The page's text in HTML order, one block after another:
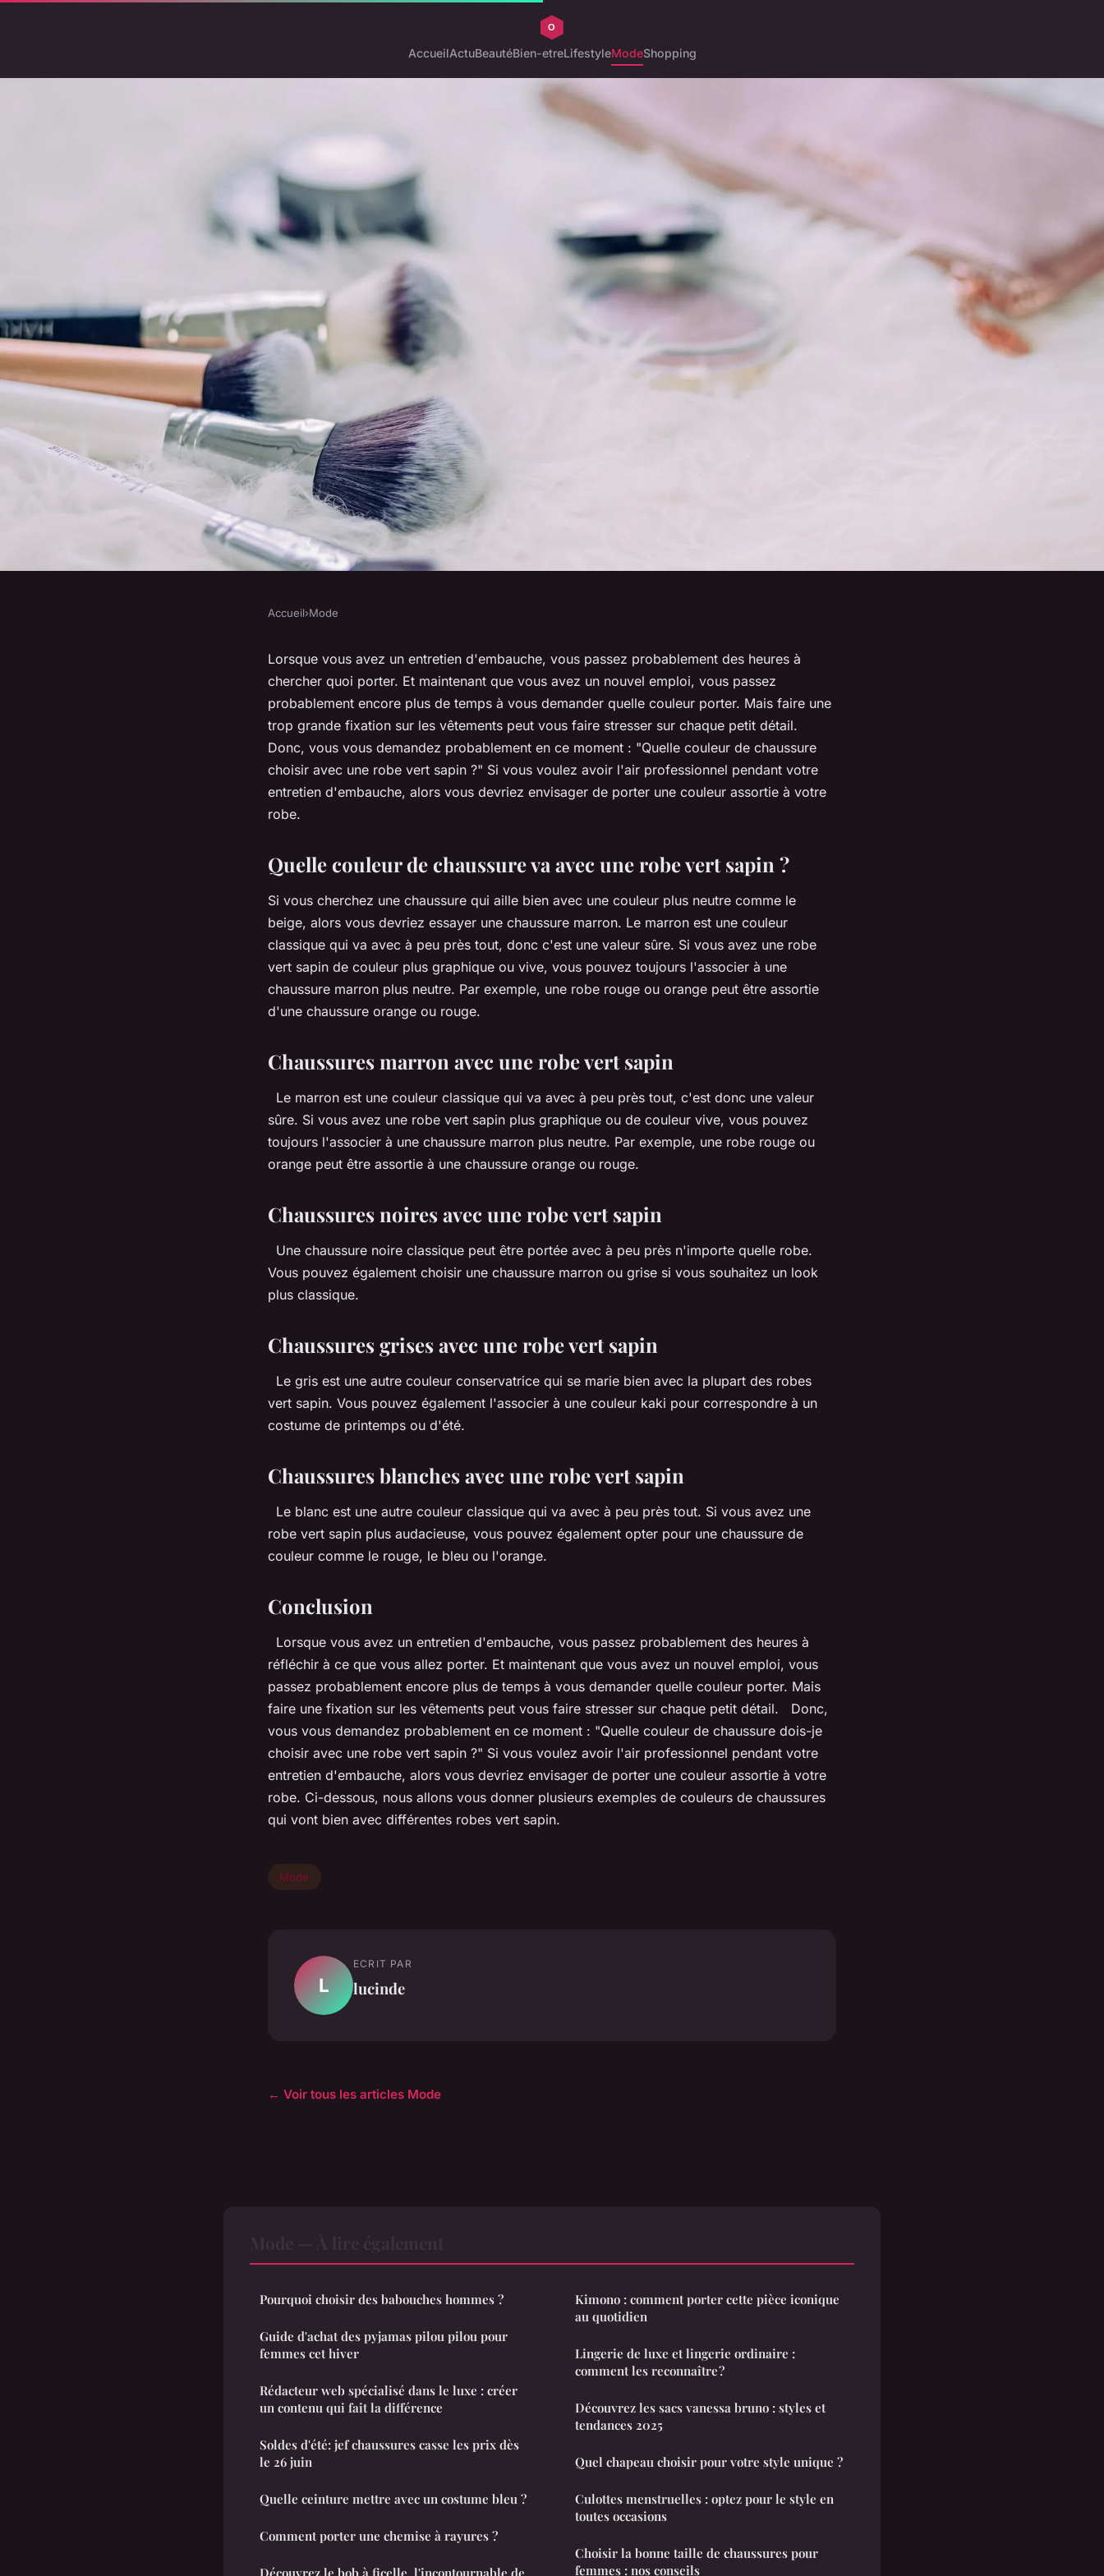
AccueilActuBeautéBien-etreLifestyleModeShopping
Quelle couleur de chaussure choisir
avec robe vert sapin ?
Accueil›Mode
Lorsque vous avez un entretien d'embauche, vous passez probablement des heures à
chercher quoi porter. Et maintenant que vous avez un nouvel emploi, vous passez
probablement encore plus de temps à vous demander quelle couleur porter. Mais faire une
trop grande fixation sur les vêtements peut vous faire stresser sur chaque petit détail.
Donc, vous vous demandez probablement en ce moment : "Quelle couleur de chaussure
choisir avec une robe vert sapin ?" Si vous voulez avoir l'air professionnel pendant votre
entretien d'embauche, alors vous devriez envisager de porter une couleur assortie à votre
robe.
Quelle couleur de chaussure va avec une robe vert sapin ?
Si vous cherchez une chaussure qui aille bien avec une couleur plus neutre comme le
beige, alors vous devriez essayer une chaussure marron. Le marron est une couleur
classique qui va avec à peu près tout, donc c'est une valeur sûre. Si vous avez une robe
vert sapin de couleur plus graphique ou vive, vous pouvez toujours l'associer à une
chaussure marron plus neutre. Par exemple, une robe rouge ou orange peut être assortie
d'une chaussure orange ou rouge.
Chaussures marron avec une robe vert sapin
Le marron est une couleur classique qui va avec à peu près tout, c'est donc une valeur
sûre. Si vous avez une robe vert sapin plus graphique ou de couleur vive, vous pouvez
toujours l'associer à une chaussure marron plus neutre. Par exemple, une robe rouge ou
orange peut être assortie à une chaussure orange ou rouge.
Chaussures noires avec une robe vert sapin
Une chaussure noire classique peut être portée avec à peu près n'importe quelle robe.
Vous pouvez également choisir une chaussure marron ou grise si vous souhaitez un look
plus classique.
Chaussures grises avec une robe vert sapin
Le gris est une autre couleur conservatrice qui se marie bien avec la plupart des robes
vert sapin. Vous pouvez également l'associer à une couleur kaki pour correspondre à un
costume de printemps ou d'été.
Chaussures blanches avec une robe vert sapin
Le blanc est une autre couleur classique qui va avec à peu près tout. Si vous avez une
robe vert sapin plus audacieuse, vous pouvez également opter pour une chaussure de
couleur comme le rouge, le bleu ou l'orange.
Conclusion
Lorsque vous avez un entretien d'embauche, vous passez probablement des heures à
réfléchir à ce que vous allez porter. Et maintenant que vous avez un nouvel emploi, vous
passez probablement encore plus de temps à vous demander quelle couleur porter. Mais
faire une fixation sur les vêtements peut vous faire stresser sur chaque petit détail. Donc,
vous vous demandez probablement en ce moment : "Quelle couleur de chaussure dois-je
choisir avec une robe vert sapin ?" Si vous voulez avoir l'air professionnel pendant votre
entretien d'embauche, alors vous devriez envisager de porter une couleur assortie à votre
robe. Ci-dessous, nous allons vous donner plusieurs exemples de couleurs de chaussures
qui vont bien avec différentes robes vert sapin.
Mode
L
ECRIT PAR
lucinde
← Voir tous les articles Mode
Pourquoi choisir des babouches hommes ?
Guide d'achat des pyjamas pilou pilou pour
femmes cet hiver
Rédacteur web spécialisé dans le luxe : créer
un contenu qui fait la différence
Soldes d'été: jef chaussures casse les prix dès
le 26 juin
Quelle ceinture mettre avec un costume bleu ?
Comment porter une chemise à rayures ?
Découvrez le bob à ficelle, l'incontournable de
Kimono : comment porter cette pièce iconique
au quotidien
Lingerie de luxe et lingerie ordinaire :
comment les reconnaître ?
Découvrez les sacs vanessa bruno : styles et
tendances 2025
Quel chapeau choisir pour votre style unique ?
Culottes menstruelles : optez pour le style en
toutes occasions
Choisir la bonne taille de chaussures pour
femmes : nos conseils